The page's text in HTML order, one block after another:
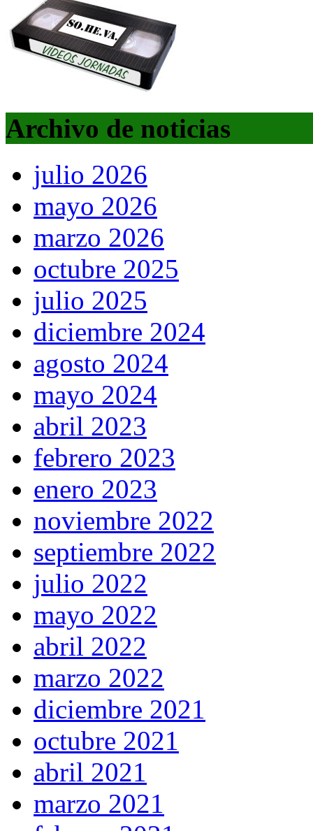
Archivo de noticias
julio 2026
mayo 2026
marzo 2026
octubre 2025
julio 2025
diciembre 2024
agosto 2024
mayo 2024
abril 2023
febrero 2023
enero 2023
noviembre 2022
septiembre 2022
julio 2022
mayo 2022
abril 2022
marzo 2022
diciembre 2021
octubre 2021
abril 2021
marzo 2021